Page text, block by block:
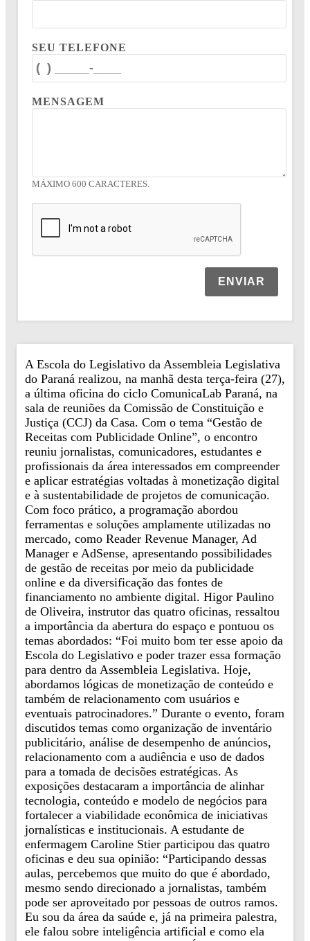
SEU TELEFONE
MENSAGEM
MÁXIMO 600 CARACTERES.
ENVIAR
A Escola do Legislativo da Assembleia Legislativa
do Paraná realizou, na manhã desta terça-feira (27),
a última oficina do ciclo ComunicaLab Paraná, na
sala de reuniões da Comissão de Constituição e
Justiça (CCJ) da Casa. Com o tema “Gestão de
Receitas com Publicidade Online”, o encontro
reuniu jornalistas, comunicadores, estudantes e
profissionais da área interessados em compreender
e aplicar estratégias voltadas à monetização digital
e à sustentabilidade de projetos de comunicação.
Com foco prático, a programação abordou
ferramentas e soluções amplamente utilizadas no
mercado, como Reader Revenue Manager, Ad
Manager e AdSense, apresentando possibilidades
de gestão de receitas por meio da publicidade
online e da diversificação das fontes de
financiamento no ambiente digital. Higor Paulino
de Oliveira, instrutor das quatro oficinas, ressaltou
a importância da abertura do espaço e pontuou os
temas abordados: “Foi muito bom ter esse apoio da
Escola do Legislativo e poder trazer essa formação
para dentro da Assembleia Legislativa. Hoje,
abordamos lógicas de monetização de conteúdo e
também de relacionamento com usuários e
eventuais patrocinadores.” Durante o evento, foram
discutidos temas como organização de inventário
publicitário, análise de desempenho de anúncios,
relacionamento com a audiência e uso de dados
para a tomada de decisões estratégicas. As
exposições destacaram a importância de alinhar
tecnologia, conteúdo e modelo de negócios para
fortalecer a viabilidade econômica de iniciativas
jornalísticas e institucionais. A estudante de
enfermagem Caroline Stier participou das quatro
oficinas e deu sua opinião: “Participando dessas
aulas, percebemos que muito do que é abordado,
mesmo sendo direcionado a jornalistas, também
pode ser aproveitado por pessoas de outros ramos.
Eu sou da área da saúde e, já na primeira palestra,
ele falou sobre inteligência artificial e como ela